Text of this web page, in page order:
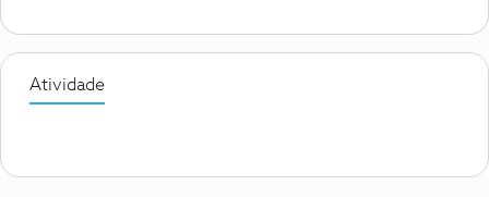
Atividade